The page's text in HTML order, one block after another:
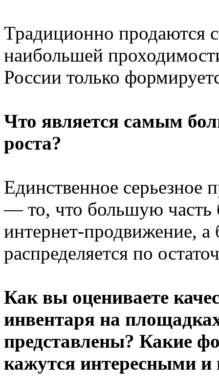
Традиционно продаются
наибольшей
России только
Что является самым
роста?
Единственное серьезное
— то, что большую часть
интернет-продвижение,
распределяется по
Как вы оцениваете
инвентаря на
представлены? Какие
кажутся интересными